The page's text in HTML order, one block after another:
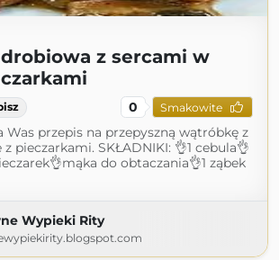
z sercami w
0 Smakowite
Was przepis na przepyszną wątróbkę z
pieczarkami. SKŁADNIKI: 👌1 cebula👌
do obtaczania👌1 ząbek
Wypieki Rity